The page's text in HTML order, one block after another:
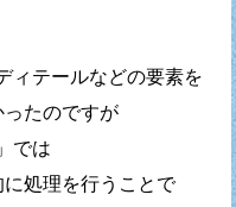
ィテールなどの要素を
たのですが
では
処理を行うことで